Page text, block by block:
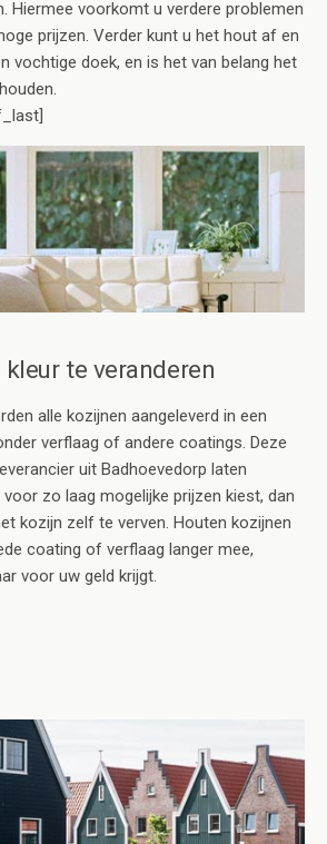
Hiermee voorkomt u verdere problemen
prijzen. Verder kunt u het hout af en
vochtige doek, en is het van belang het
te veranderen
alle kozijnen aangeleverd in een
verflaag of andere coatings. Deze
uit Badhoevedorp laten
zo laag mogelijke prijzen kiest, dan
kozijn zelf te verven. Houten kozijnen
coating of verflaag langer mee,
voor uw geld krijgt.